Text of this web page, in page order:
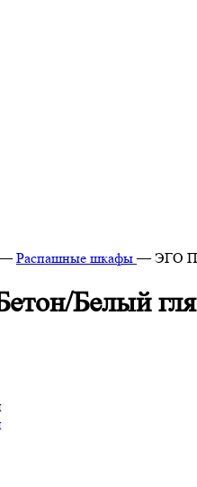
Распашные шкафы —ЭГО
Белый